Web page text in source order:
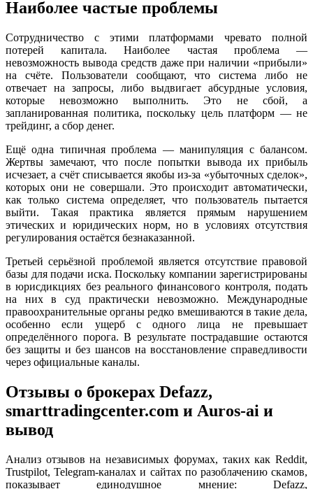
Наиболее частые проблемы
Сотрудничество с этими платформами чревато полной
потерей капитала. Наиболее частая проблема —
невозможность вывода средств даже при наличии «прибыли»
на счёте. Пользователи сообщают, что система либо не
отвечает на запросы, либо выдвигает абсурдные условия,
которые невозможно выполнить. Это не сбой, а
запланированная политика, поскольку цель платформ — не
трейдинг, а сбор денег.
Ещё одна типичная проблема — манипуляция с балансом.
Жертвы замечают, что после попытки вывода их прибыль
исчезает, а счёт списывается якобы из-за «убыточных сделок»,
которых они не совершали. Это происходит автоматически,
как только система определяет, что пользователь пытается
выйти. Такая практика является прямым нарушением
этических и юридических норм, но в условиях отсутствия
регулирования остаётся безнаказанной.
Третьей серьёзной проблемой является отсутствие правовой
базы для подачи иска. Поскольку компании зарегистрированы
в юрисдикциях без реального финансового контроля, подать
на них в суд практически невозможно. Международные
правоохранительные органы редко вмешиваются в такие дела,
особенно если ущерб с одного лица не превышает
определённого порога. В результате пострадавшие остаются
без защиты и без шансов на восстановление справедливости
через официальные каналы.
Отзывы о брокерах Defazz,
smarttradingcenter.com и Auros-ai и
вывод
Анализ отзывов на независимых форумах, таких как Reddit,
Trustpilot, Telegram-каналах и сайтах по разоблачению скамов,
показывает единодушное мнение: Defazz,